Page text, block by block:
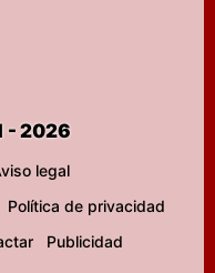
- 2026
legal
Política de privacidad
Publicidad